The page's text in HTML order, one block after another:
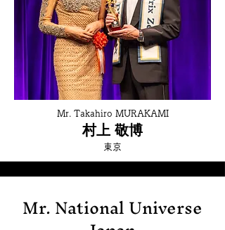
Mr. Takahiro MURAKAMI
村上 敬博
東京
Mr. National Universe